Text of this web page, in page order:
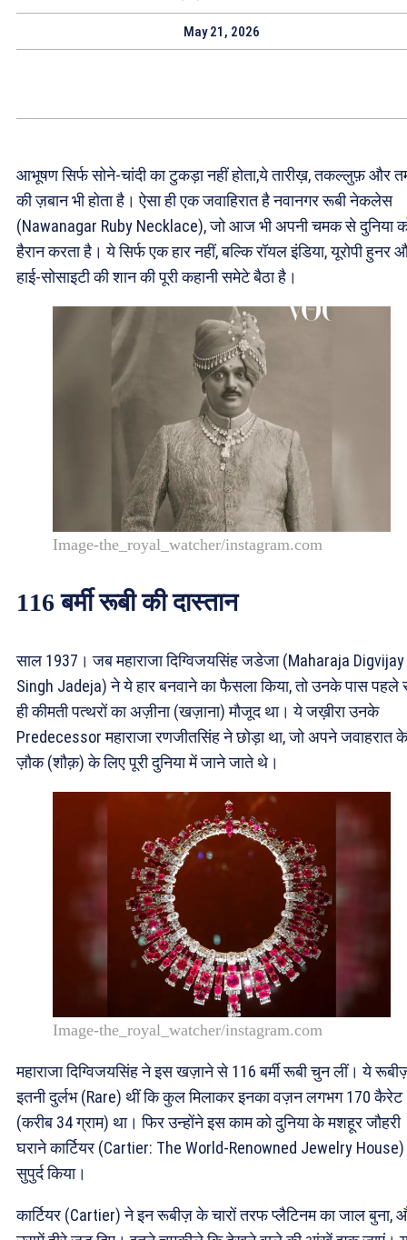
May 21, 2026
आभूषण सिर्फ सोने-चांदी का टुकड़ा नहीं होता,ये तारीख़, तकल्लुफ़ और
की ज़बान भी होता है। ऐसा ही एक जवाहिरात है नवानगर रूबी नेकलेस
(Nawanagar Ruby Necklace), जो आज भी अपनी चमक से दुनिया
हैरान करता है। ये सिर्फ एक हार नहीं, बल्कि रॉयल इंडिया, यूरोपी हुनर
हाई-सोसाइटी की शान की पूरी कहानी समेटे बैठा है।
Image-the_royal_watcher/instagram.com
116 बर्मी रूबी की दास्तान
साल 1937। जब महाराजा दिग्विजयसिंह जडेजा (Maharaja Digvijay
Singh Jadeja) ने ये हार बनवाने का फैसला किया, तो उनके पास पहले
ही कीमती पत्थरों का अज़ीना (खज़ाना) मौजूद था। ये जख़ीरा उनके
Predecessor महाराजा रणजीतसिंह ने छोड़ा था, जो अपने जवाहरात के
ज़ौक (शौक़) के लिए पूरी दुनिया में जाने जाते थे।
Image-the_royal_watcher/instagram.com
महाराजा दिग्विजयसिंह ने इस खज़ाने से 116 बर्मी रूबी चुन लीं। ये
इतनी दुर्लभ (Rare) थीं कि कुल मिलाकर इनका वज़न लगभग 170 कैरेट
(करीब 34 ग्राम) था। फिर उन्होंने इस काम को दुनिया के मशहूर जौहरी
घराने कार्टियर (Cartier: The World-Renowned Jewelry
सुपुर्द किया।
कार्टियर (Cartier) ने इन रूबीज़ के चारों तरफ प्लैटिनम का जाल बुना,